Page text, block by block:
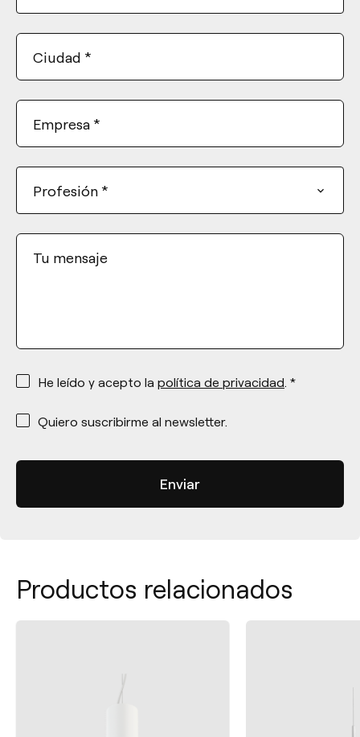
Ciudad *
Empresa *
Profesión *
Tu mensaje
*
He leído y acepto la política de privacidad. *
*
Quiero suscribirme al newsletter.
Productos relacionados